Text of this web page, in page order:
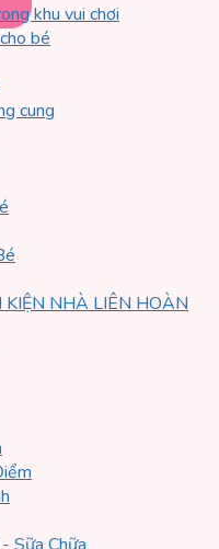
khu vui chơi
bé
cung
NHÀ LIÊN HOÀN